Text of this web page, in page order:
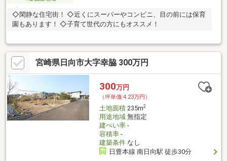
◇閑静な住宅街！ ◇近くにスーパーやコンビニ、目の前には保育
園もあります！ ◇子育て世代の方にもオススメ！
宮崎県日向市大字幸脇 300万円
300万円
（坪単価:4.23万円）
土地面積235m2
用途地域無指定
建ぺい率-
容積率-
建築条件なし
日豊本線 南日向駅 徒歩30分